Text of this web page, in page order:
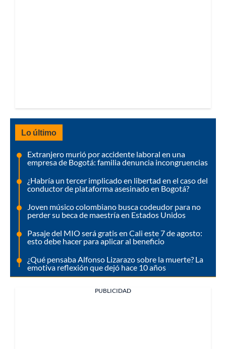
Lo último
Extranjero murió por accidente laboral en una
empresa de Bogotá: familia denuncia incongruencias
¿Habría un tercer implicado en libertad en el caso del
conductor de plataforma asesinado en Bogotá?
Joven músico colombiano busca codeudor para no
perder su beca de maestría en Estados Unidos
Pasaje del MIO será gratis en Cali este 7 de agosto:
esto debe hacer para aplicar al beneficio
¿Qué pensaba Alfonso Lizarazo sobre la muerte? La
emotiva reflexión que dejó hace 10 años
PUBLICIDAD